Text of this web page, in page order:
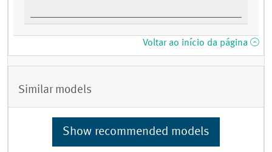
Voltar ao início da página
Similar models
Show recommended models